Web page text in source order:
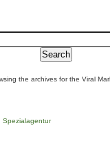
the archives for the Viral
Spezialagentur